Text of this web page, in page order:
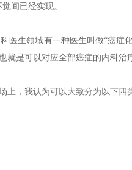
间已经实现。
科医生领域有一种医生叫做“癌
就是可以对应全部癌症的内科
上，我认为可以大致分为以下四